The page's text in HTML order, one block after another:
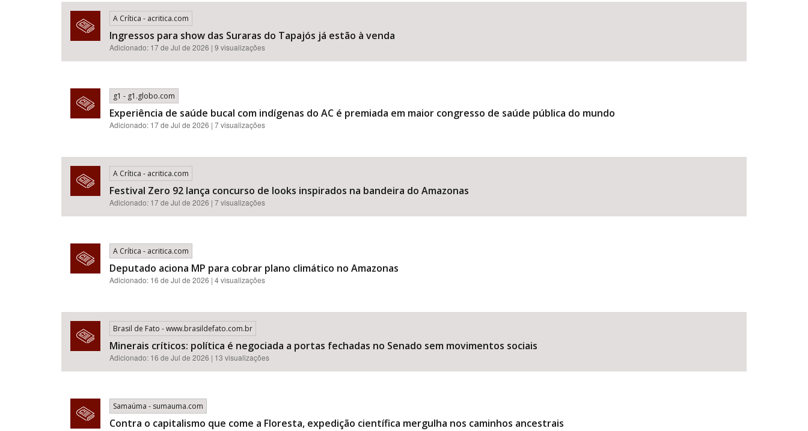
A Crítica - acritica.com
Ingressos para show das Suraras do Tapajós já estão à venda
Adicionado: 17 de Jul de 2026 | 9 visualizações
g1 - g1.globo.com
Experiência de saúde bucal com indígenas do AC é premiada em maior congresso de saúde pública do mundo
Adicionado: 17 de Jul de 2026 | 7 visualizações
A Crítica - acritica.com
Festival Zero 92 lança concurso de looks inspirados na bandeira do Amazonas
Adicionado: 17 de Jul de 2026 | 7 visualizações
A Crítica - acritica.com
Deputado aciona MP para cobrar plano climático no Amazonas
Adicionado: 16 de Jul de 2026 | 4 visualizações
Brasil de Fato - www.brasildefato.com.br
Minerais críticos: política é negociada a portas fechadas no Senado sem movimentos sociais
Adicionado: 16 de Jul de 2026 | 13 visualizações
Samaúma - sumauma.com
Contra o capitalismo que come a Floresta, expedição científica mergulha nos caminhos ancestrais